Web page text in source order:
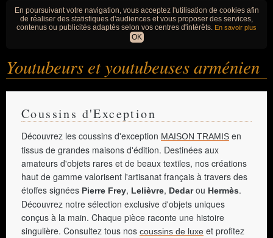
En poursuivant votre navigation, vous acceptez l'utilisation de cookies afin
de réaliser des statistiques d'audiences et vous proposer des services,
contenus ou publicités adaptés selon vos centres d'intérêts. En savoir plus
OK
Youtubeurs et youtubeuses arménien
Coussins d'Exception
Découvrez les coussins d'exception MAISON TRAMIS en
tissus de grandes maisons d'édition. Destinées aux
amateurs d'objets rares et de beaux textiles, nos créations
haut de gamme valorisent l'artisanat français à travers des
étoffes signées Pierre Frey, Lelièvre, Dedarou Hermès.
Découvrez notre sélection exclusive d'objets uniques
conçus à la main. Chaque pièce raconte une histoire
singulière. Consultez tous nos coussins de luxe et profitez